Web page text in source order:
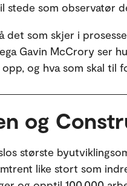
stede som observatør
det som skjer i
Gavin McCrory ser
og hva som skal til
og
største
like stort som